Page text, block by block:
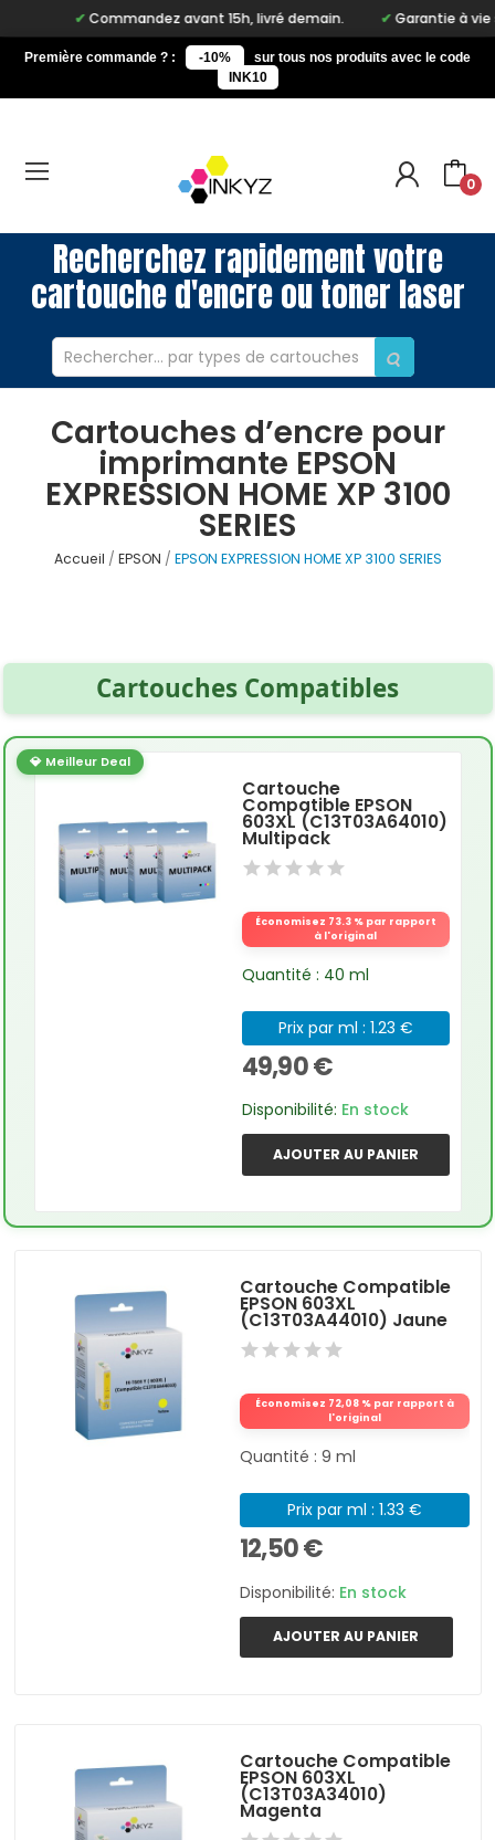
Commandez avant 15h, livré demain. Garantie à vie sur
Première commande ? : -10%
sur tous nos produits avec le code
INK10
0
Recherchez rapidement votre
cartouche d'encre ou toner laser
Cartouches d’encre pour
imprimante EPSON
EXPRESSION HOME XP 3100
SERIES
Accueil EPSON EPSON EXPRESSION HOME XP 3100 SERIES
Cartouches Compatibles
💎 Meilleur Deal
Cartouche
Compatible EPSON
603XL (C13T03A64010)
Multipack
Économisez 73.3 % par rapport
à l'original
Quantité : 40 ml
Prix par ml : 1.23 €
49,90 €
Disponibilité: En stock
AJOUTER AU PANIER
Cartouche Compatible
EPSON 603XL
(C13T03A44010) Jaune
Économisez 72,08 % par rapport à
l'original
Quantité : 9 ml
Prix par ml : 1.33 €
12,50 €
Disponibilité: En stock
AJOUTER AU PANIER
Cartouche Compatible
EPSON 603XL
(C13T03A34010)
Magenta